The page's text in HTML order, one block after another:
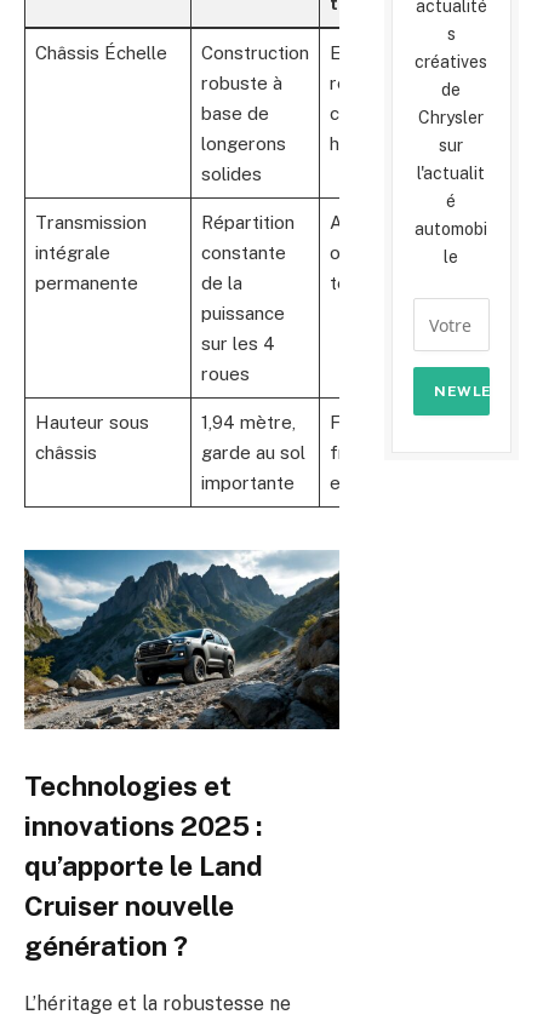
Châssis Échelle
Construction
robuste à
base de
longerons
solides
Excellente
résistance aux
contraintes
hors-route
Transmission
intégrale
permanente
Répartition
constante
de la
puissance
sur les 4
roues
Adhérence
optimale sur
terrains variés
Hauteur sous
châssis
1,94 mètre,
garde au sol
importante
Facilite
franchissements
et visibilité
Technologies et
innovations 2025 :
qu’apporte le Land
Cruiser nouvelle
génération ?
L’héritage et la robustesse ne
actualité
s
créatives
de
Chrysler
sur
l'actualit
é
automobi
le